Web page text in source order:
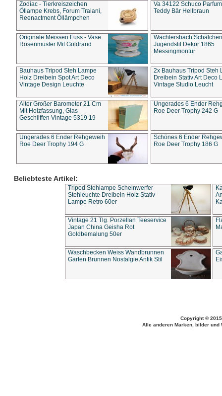
Zodiac - Tierkreiszeichen
Öllampe Krebs, Forum Traiani,
Reenactment Öllämpchen
Va 34122 Schuco
Teddy Bär Hellbraun
Originale Meissen Fuss - Vase
Rosenmuster Mit Goldrand
Wächtersbach Schälchen
Jugendstil Dekor 1865
Messingmontur
Bauhaus Tripod Steh Lampe
Holz Dreibein Spot Art Deco
Vintage Design Leuchte
2x Bauhaus Tripod Steh
Dreibein Stativ Art Deco
Vintage Studio Leucht
Alter Großer Barometer 21 Cm
Mit Holzfassung, Glas
Geschliffen Vintage 5319 19
Ungerades 6 Ender
Roe Deer Trophy 242 G
Ungerades 6 Ender Rehgeweih
Roe Deer Trophy 194 G
Schönes 6 Ender
Roe Deer Trophy 186 G
Beliebteste Artikel:
Tripod Stehlampe Scheinwerfer
Stehleuchte Dreibein Holz Stativ
Lampe Retro 60er
Vintage 21 Tlg. Porzellan Teeservice
Japan China Geisha Rot
Goldbemalung 50er
Waschbecken Weiss Wandbrunnen
Garten Brunnen Nostalgie Antik Stil
Copyright ©
Alle anderen Marken, bilder und